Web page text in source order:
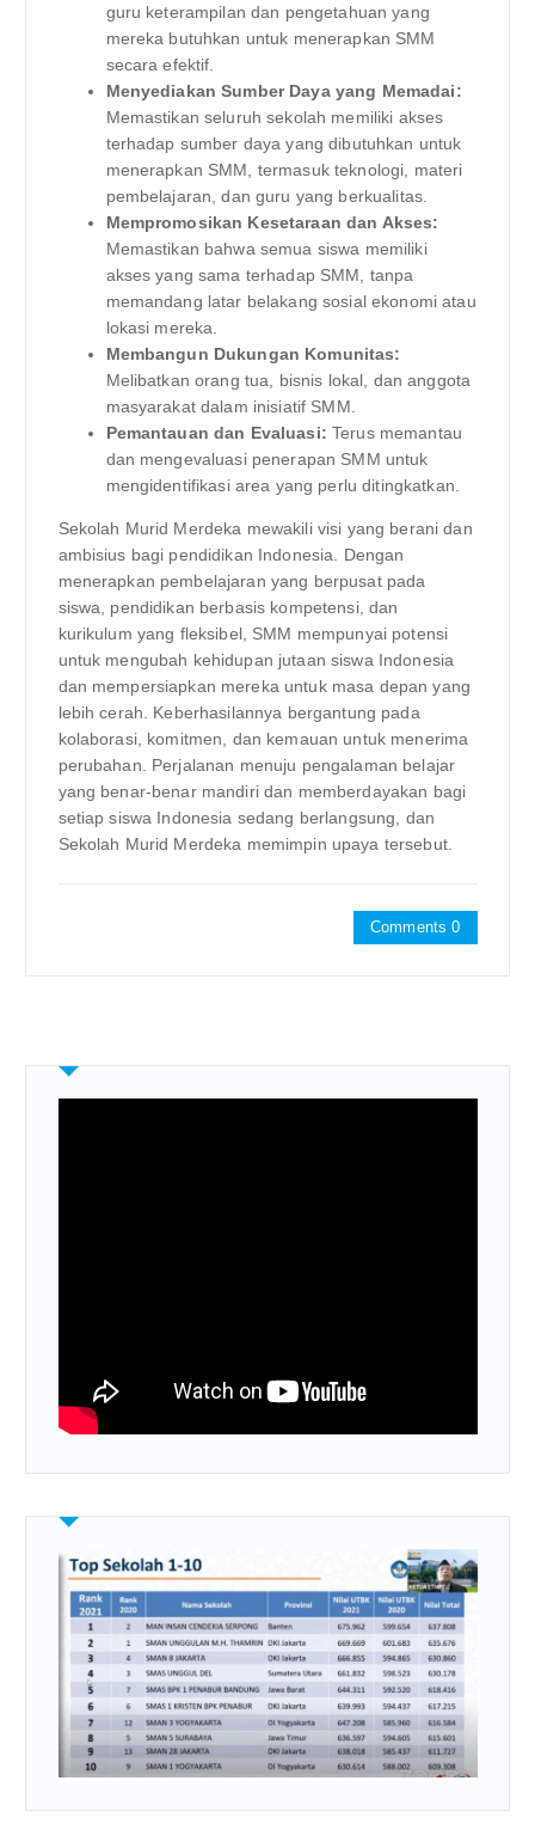
guru keterampilan dan pengetahuan yang
mereka butuhkan untuk menerapkan SMM
secara efektif.
Menyediakan Sumber Daya yang Memadai:
Memastikan seluruh sekolah memiliki akses
terhadap sumber daya yang dibutuhkan untuk
menerapkan SMM, termasuk teknologi, materi
pembelajaran, dan guru yang berkualitas.
Mempromosikan Kesetaraan dan Akses:
Memastikan bahwa semua siswa memiliki
akses yang sama terhadap SMM, tanpa
memandang latar belakang sosial ekonomi atau
lokasi mereka.
Membangun Dukungan Komunitas:
Melibatkan orang tua, bisnis lokal, dan anggota
masyarakat dalam inisiatif SMM.
Pemantauan dan Evaluasi: Terus memantau
dan mengevaluasi penerapan SMM untuk
mengidentifikasi area yang perlu ditingkatkan.
Sekolah Murid Merdeka mewakili visi yang berani dan
ambisius bagi pendidikan Indonesia. Dengan
menerapkan pembelajaran yang berpusat pada
siswa, pendidikan berbasis kompetensi, dan
kurikulum yang fleksibel, SMM mempunyai potensi
untuk mengubah kehidupan jutaan siswa Indonesia
dan mempersiapkan mereka untuk masa depan yang
lebih cerah. Keberhasilannya bergantung pada
kolaborasi, komitmen, dan kemauan untuk menerima
perubahan. Perjalanan menuju pengalaman belajar
yang benar-benar mandiri dan memberdayakan bagi
setiap siswa Indonesia sedang berlangsung, dan
Sekolah Murid Merdeka memimpin upaya tersebut.
Comments 0